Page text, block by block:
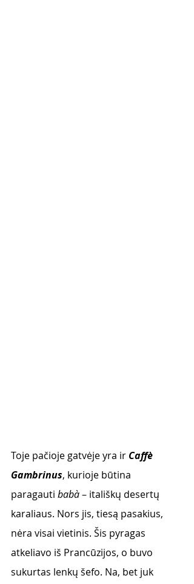
Toje pačioje gatvėje yra ir Caffè
Gambrinus, kurioje būtina
paragauti babà – itališkų desertų
karaliaus. Nors jis, tiesą pasakius,
nėra visai vietinis. Šis pyragas
atkeliavo iš Prancūzijos, o buvo
sukurtas lenkų šefo. Na, bet juk